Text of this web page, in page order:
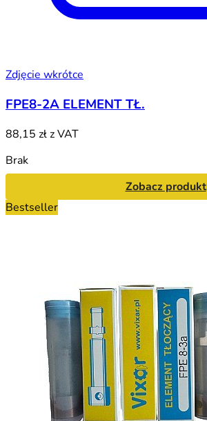
Zdjęcie wkrótce
FPE8-2A ELEMENT TŁ.
88,15 złz VAT
Brak
Zobacz produkt
Bestseller